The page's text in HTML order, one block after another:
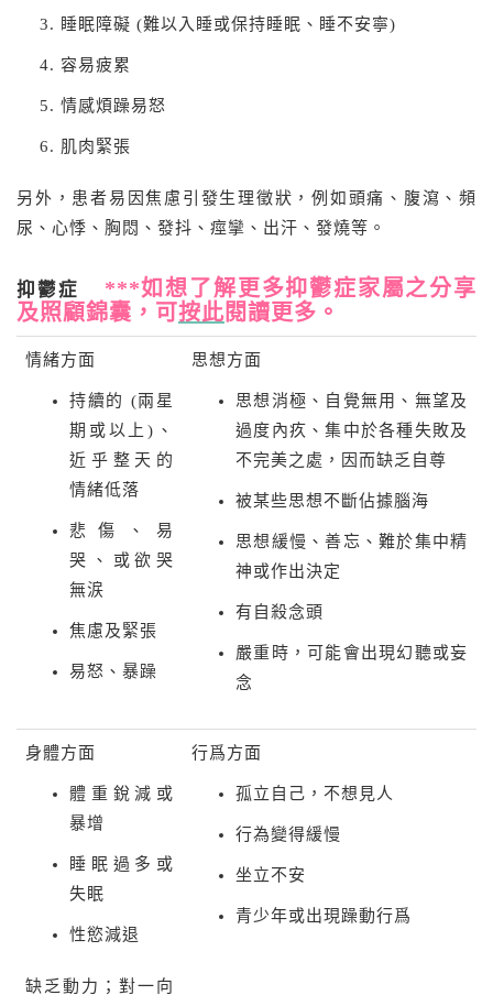
睡眠障礙 (難以入睡或保持睡眠、睡不安寧)
容易疲累
情感煩躁易怒
肌肉緊張
另外，患者易因焦慮引發生理徵狀，例如頭痛、腹瀉、頻
尿、心悸、胸悶、發抖、痙攣、出汗、發燒等。
抑鬱症 ***如想了解更多抑鬱症家屬之分享
及照顧錦囊，可按此閱讀更多。
情緒方面
持續的 (兩星
期或以上)、
近乎整天的
情緒低落
悲傷、易
哭、或欲哭
無涙
焦慮及緊張
易怒、暴躁
思想方面
思想消極、自覺無用、無望及
過度內疚、集中於各種失敗及
不完美之處，因而缺乏自尊
被某些思想不斷佔據腦海
思想緩慢、善忘、難於集中精
神或作出決定
有自殺念頭
嚴重時，可能會出現幻聽或妄
念
身體方面
體重銳減或
暴增
睡眠過多或
失眠
性慾減退
缺乏動力；對一向
行爲方面
孤立自己，不想見人
行為變得緩慢
坐立不安
青少年或出現躁動行爲